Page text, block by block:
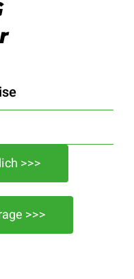
>>>
>>>